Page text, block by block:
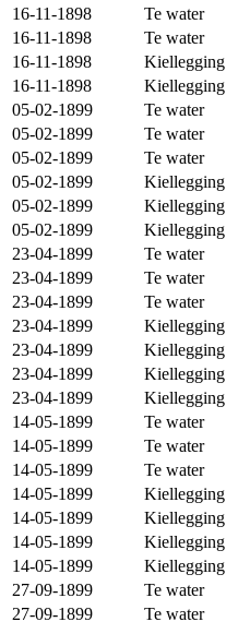
16-11-1898 Te water
16-11-1898
Te water
16-11-1898
Kiellegging
16-11-1898
Kiellegging
05-02-1899
Te water
05-02-1899
Te water
05-02-1899
Te water
05-02-1899
Kiellegging
05-02-1899
Kiellegging
05-02-1899
Kiellegging
23-04-1899
Te water
23-04-1899
Te water
23-04-1899
Te water
23-04-1899
Kiellegging
23-04-1899
Kiellegging
23-04-1899
Kiellegging
23-04-1899
Kiellegging
14-05-1899
Te water
14-05-1899
Te water
14-05-1899
Te water
14-05-1899
Kiellegging
14-05-1899
Kiellegging
14-05-1899
Kiellegging
14-05-1899
Kiellegging
27-09-1899
Te water
27-09-1899
Te water